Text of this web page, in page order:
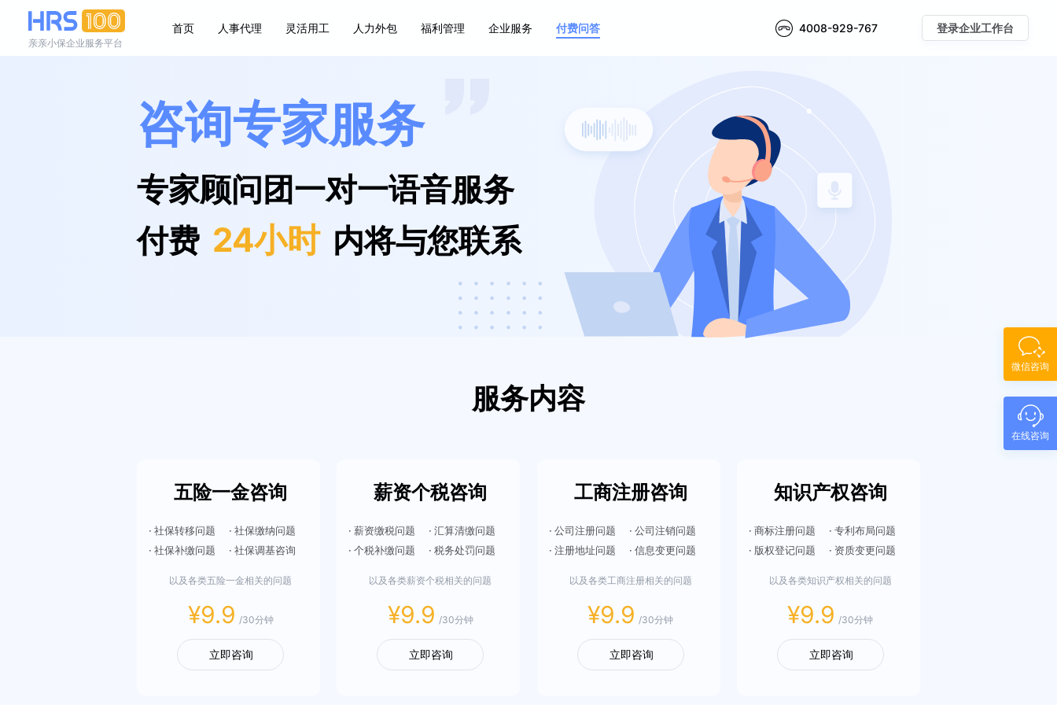
亲亲小保企业服务平台
首页 人事代理 灵活用工 人力外包 福利管理 企业服务 付费问答 4008-929-767 登录企业工作台
咨询专家服务
专家顾问团一对一语音服务
付费 24小时 内将与您联系
服务内容
五险一金咨询
· 社保转移问题
· 社保缴纳问题
· 社保补缴问题
· 社保调基咨询
以及各类五险一金相关的问题
¥9.9 /30分钟
立即咨询
薪资个税咨询
· 薪资缴税问题
· 汇算清缴问题
· 个税补缴问题
· 税务处罚问题
以及各类薪资个税相关的问题
¥9.9 /30分钟
立即咨询
工商注册咨询
· 公司注册问题
· 公司注销问题
· 注册地址问题
· 信息变更问题
以及各类工商注册相关的问题
¥9.9 /30分钟
立即咨询
知识产权咨询
· 商标注册问题
· 专利布局问题
· 版权登记问题
· 资质变更问题
以及各类知识产权相关的问题
¥9.9 /30分钟
立即咨询
微信咨询
在线咨询